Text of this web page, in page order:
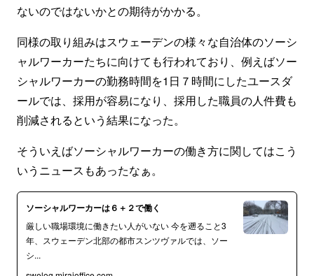
ないのではないかとの期待がかかる。
同様の取り組みはスウェーデンの様々な自治体のソーシ
ャルワーカーたちに向けても行われており、例えばソー
シャルワーカーの勤務時間を1日７時間にしたユースダ
ールでは、採用が容易になり、採用した職員の人件費も
削減されるという結果になった。
そういえばソーシャルワーカーの働き方に関してはこう
いうニュースもあったなぁ。
ソーシャルワーカーは６＋２で働く
厳しい職場環境に働きたい人がいない 今を遡ること3
年、スウェーデン北部の都市スンツヴァルでは、ソー
シ...